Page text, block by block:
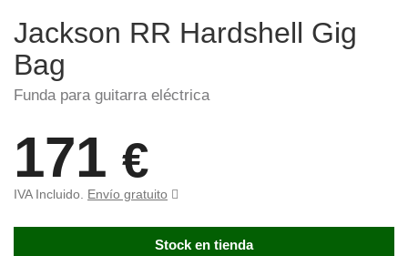
Jackson RR Hardshell Gig
Bag
Funda para guitarra eléctrica
171 €
IVA Incluido. Envío gratuito
Stock en tienda